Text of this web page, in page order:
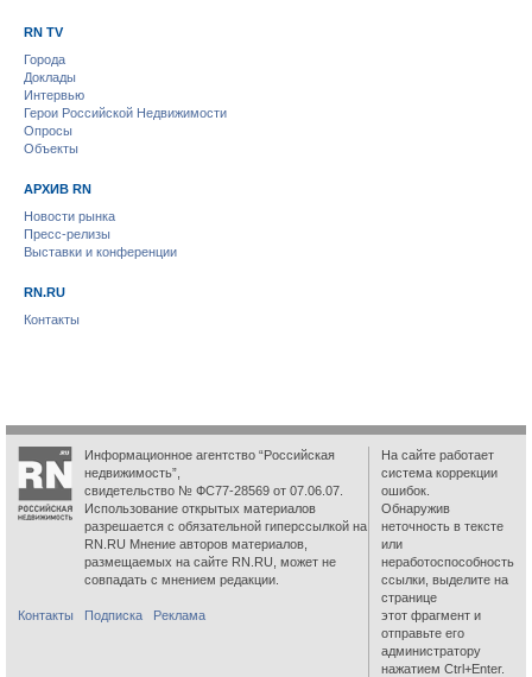
RN TV
Города
Доклады
Интервью
Герои Российской Недвижимости
Опросы
Объекты
АРХИВ RN
Новости рынка
Пресс-релизы
Выставки и конференции
RN.RU
Контакты
Информационное агентство “Российская
недвижимость”,
свидетельство № ФС77-28569 от 07.06.07.
Использование открытых материалов
разрешается с обязательной гиперссылкой на
RN.RU Мнение авторов материалов,
размещаемых на сайте RN.RU, может не
совпадать с мнением редакции.
Контакты Подписка Реклама
На сайте работает
система коррекции
ошибок.
Обнаружив
неточность в тексте
или
неработоспособность
ссылки, выделите на
странице
этот фрагмент и
отправьте его
администратору
нажатием Ctrl+Enter.